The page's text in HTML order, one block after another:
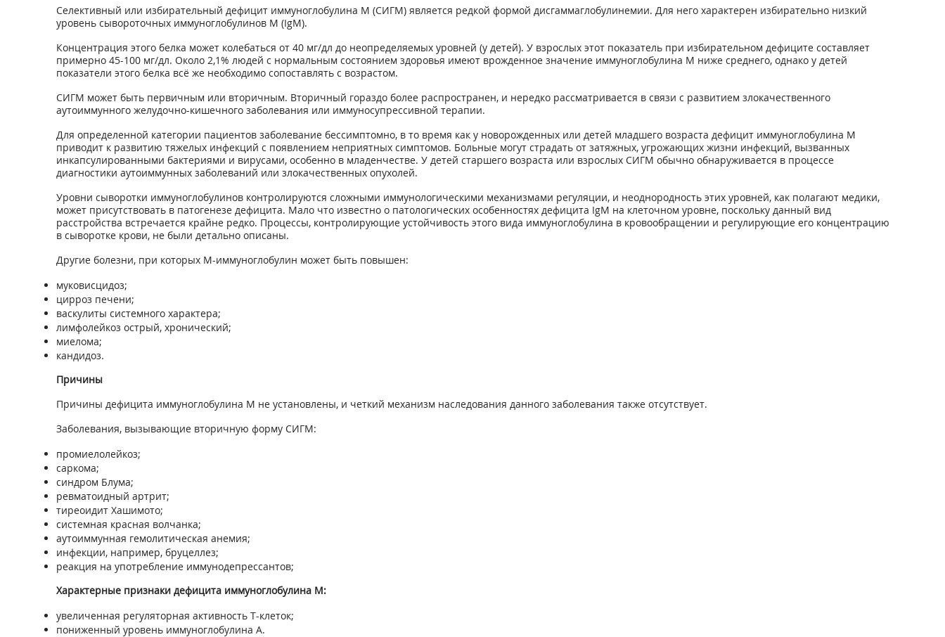
Селективный или избирательный дефицит иммуноглобулина М (СИГМ) является редкой формой дисгаммаглобулинемии. Для него характерен избирательно низкий
уровень сывороточных иммуноглобулинов М (IgM).
Концентрация этого белка может колебаться от 40 мг/дл до неопределяемых уровней (у детей). У взрослых этот показатель при избирательном дефиците составляет
примерно 45-100 мг/дл. Около 2,1% людей с нормальным состоянием здоровья имеют врожденное значение иммуноглобулина М ниже среднего, однако у детей
показатели этого белка всё же необходимо сопоставлять с возрастом.
СИГМ может быть первичным или вторичным. Вторичный гораздо более распространен, и нередко рассматривается в связи с развитием злокачественного
аутоиммунного желудочно-кишечного заболевания или иммуносупрессивной терапии.
Для определенной категории пациентов заболевание бессимптомно, в то время как у новорожденных или детей младшего возраста дефицит иммуноглобулина М
приводит к развитию тяжелых инфекций с появлением неприятных симптомов. Больные могут страдать от затяжных, угрожающих жизни инфекций, вызванных
инкапсулированными бактериями и вирусами, особенно в младенчестве. У детей старшего возраста или взрослых СИГМ обычно обнаруживается в процессе
диагностики аутоиммунных заболеваний или злокачественных опухолей.
Уровни сыворотки иммуноглобулинов контролируются сложными иммунологическими механизмами регуляции, и неоднородность этих уровней, как полагают медики,
может присутствовать в патогенезе дефицита. Мало что известно о патологических особенностях дефицита IgM на клеточном уровне, поскольку данный вид
расстройства встречается крайне редко. Процессы, контролирующие устойчивость этого вида иммуноглобулина в кровообращении и регулирующие его концентрацию
в сыворотке крови, не были детально описаны.
Другие болезни, при которых М-иммуноглобулин может быть повышен:
муковисцидоз;
цирроз печени;
васкулиты системного характера;
лимфолейкоз острый, хронический;
миелома;
кандидоз.
Причины
Причины дефицита иммуноглобулина М не установлены, и четкий механизм наследования данного заболевания также отсутствует.
Заболевания, вызывающие вторичную форму СИГМ:
промиелолейкоз;
саркома;
синдром Блума;
ревматоидный артрит;
тиреоидит Хашимото;
системная красная волчанка;
аутоиммунная гемолитическая анемия;
инфекции, например, бруцеллез;
реакция на употребление иммунодепрессантов;
Характерные признаки дефицита иммуноглобулина М:
увеличенная регуляторная активность Т-клеток;
пониженный уровень иммуноглобулина А.